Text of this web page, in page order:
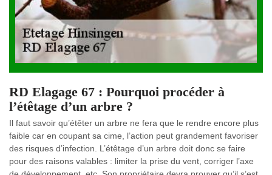
RD Elagage 67 : Pourquoi procéder à
l’étêtage d’un arbre ?
Il faut savoir qu’étêter un arbre ne fera que le rendre encore plus
faible car en coupant sa cime, l’action peut grandement favoriser
des risques d’infection. L’étêtage d’un arbre doit donc se faire
pour des raisons valables : limiter la prise du vent, corriger l’axe